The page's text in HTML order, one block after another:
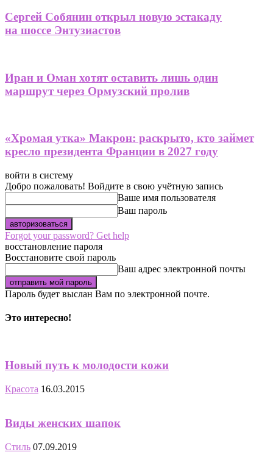
Сергей Собянин открыл новую эстакаду
на шоссе Энтузиастов
Иран и Оман хотят оставить лишь один
маршрут через Ормузский пролив
«Хромая утка» Макрон: раскрыто, кто займет
кресло президента Франции в 2027 году
войти в систему
Добро пожаловать! Войдите в свою учётную запись
Ваше имя пользователя
Ваш пароль
Forgot your password? Get help
восстановление пароля
Восстановите свой пароль
Ваш адрес электронной почты
Пароль будет выслан Вам по электронной почте.
Это интересно!
Новый путь к молодости кожи
Красота 16.03.2015
Виды женских шапок
Стиль 07.09.2019